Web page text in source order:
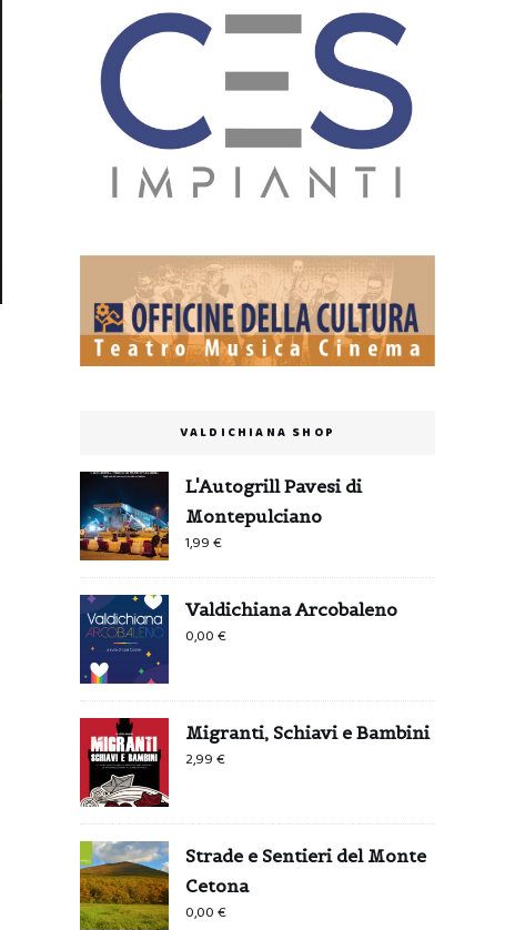
VALDICHIANA SHOP
L'Autogrill Pavesi di
Montepulciano
1,99€
Valdichiana Arcobaleno
0,00€
Migranti, Schiavi e Bambini
2,99€
Strade e Sentieri del Monte
Cetona
0,00€